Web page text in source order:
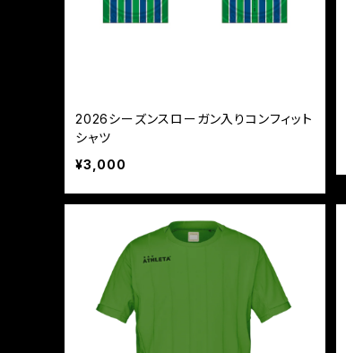
2026シーズンスローガン入りコンフィット
シャツ
¥3,000